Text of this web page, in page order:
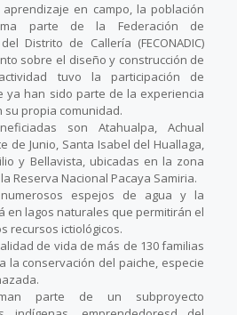
en campo, la población
parte de la Federación de
Distrito de Callería (FECONADIC)
sobre el diseño y construcción de
tuvo la participación de
ya han sido parte de la experiencia
su propia comunidad.
son Atahualpa, Achual
de Junio, Santa Isabel del Huallaga,
y Bellavista, ubicadas en la zona
Reserva Nacional Pacaya Samiria.
espejos de agua y la
en lagos naturales que permitirán el
recursos ictiológicos.
de vida de más de 130 familias
la conservación del paiche, especie
parte de un subproyecto